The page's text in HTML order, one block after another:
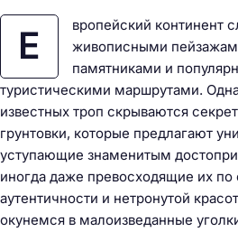
Е
вропейский континент
живописными
памятниками и
туристическими маршрутами.
известных троп скрываются
грунтовки, которые предлагают
уступающие знаменитым
иногда даже превосходящие их по
аутентичности и нетронутой
окунемся в малоизведанные